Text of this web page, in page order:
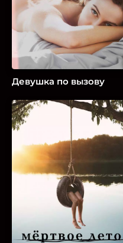
Девушка по вызову